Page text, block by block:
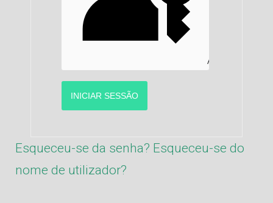
AUTENTICAR
INICIAR SESSÃO
Esqueceu-se da senha? Esqueceu-se do
nome de utilizador?